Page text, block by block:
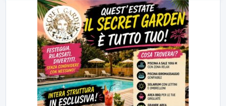
LabNews (replica)